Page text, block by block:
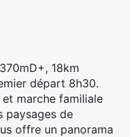
18km
départ 8h30.
marche familiale
paysages de
offre un panorama